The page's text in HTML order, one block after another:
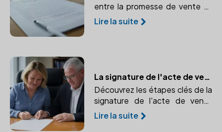
entre la promesse de vente et
le compromis de vente et le rôle
crucial du notaire dans ces
Lire la suite
La signature de l'acte de vente définitif : Transfert de propriété en toute sécurité
Découvrez les étapes clés de la
signature de l'acte de vente
définitif et l'importance d'un
notaire dans ce processus.
Lire la suite